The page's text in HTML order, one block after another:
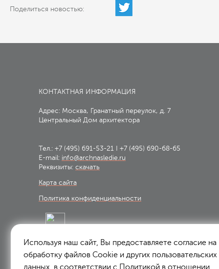
Поделиться новостью:
КОНТАКТНАЯ ИНФОРМАЦИЯ
Адрес: Москва, Гранатный переулок, д. 7
Центральный Дом архитектора
Тел.: +7 (495) 691-53-21
+7 (495) 690-68-65
E-mail: info@archnasledie.ru
Реквизиты: скачать
Карта сайта
Политика конфиденциальности
Подписаться на рассылку:
Подписаться
Используя наш сайт, Вы предоставляете согласие на
обработку файлов Сookie и других пользовательских
данных, в соответствии с Политикой в отношении